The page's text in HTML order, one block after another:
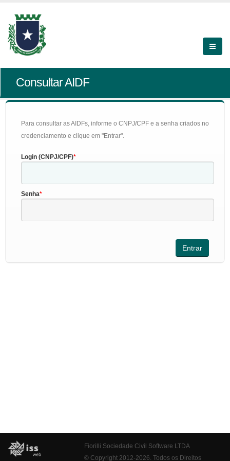
Consultar AIDF
Para consultar as AIDFs, informe o CNPJ/CPF e a senha criados no
credenciamento e clique em "Entrar".
Login (CNPJ/CPF)
Senha
Fiorilli Sociedade Civil Software LTDA
© Copyright 2012-2026. Todos os Direitos